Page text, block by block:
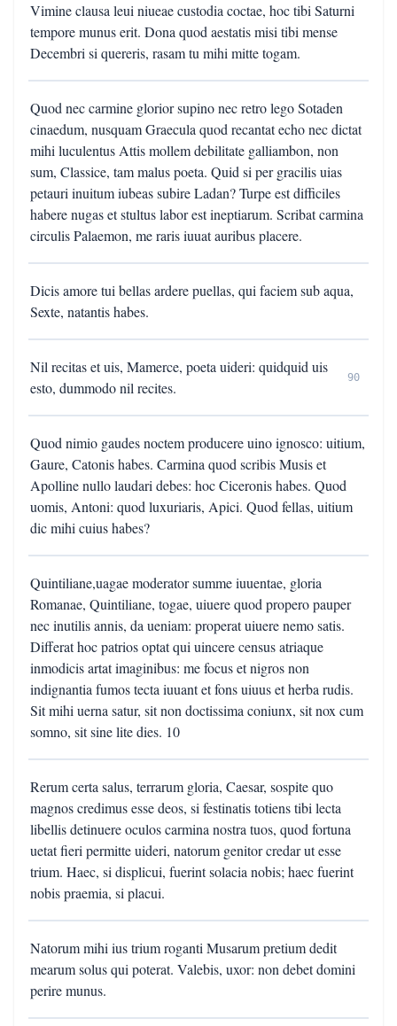
Vimine clausa leui niueae custodia coctae, hoc tibi Saturni
tempore munus erit. Dona quod aestatis misi tibi mense
Decembri si quereris, rasam tu mihi mitte togam.
Quod nec carmine glorior supino nec retro lego Sotaden
cinaedum, nusquam Graecula quod recantat echo nec dictat
mihi luculentus Attis mollem debilitate galliambon, non
sum, Classice, tam malus poeta. Quid si per gracilis uias
petauri inuitum iubeas subire Ladan? Turpe est difficiles
habere nugas et stultus labor est ineptiarum. Scribat carmina
circulis Palaemon, me raris iuuat auribus placere.
Dicis amore tui bellas ardere puellas, qui faciem sub aqua,
Sexte, natantis habes.
Nil recitas et uis, Mamerce, poeta uideri: quidquid uis
esto, dummodo nil recites.
90
Quod nimio gaudes noctem producere uino ignosco: uitium,
Gaure, Catonis habes. Carmina quod scribis Musis et
Apolline nullo laudari debes: hoc Ciceronis habes. Quod
uomis, Antoni: quod luxuriaris, Apici. Quod fellas, uitium
dic mihi cuius habes?
Quintiliane,uagae moderator summe iuuentae, gloria
Romanae, Quintiliane, togae, uiuere quod propero pauper
nec inutilis annis, da ueniam: properat uiuere nemo satis.
Differat hoc patrios optat qui uincere census atriaque
inmodicis artat imaginibus: me focus et nigros non
indignantia fumos tecta iuuant et fons uiuus et herba rudis.
Sit mihi uerna satur, sit non doctissima coniunx, sit nox cum
somno, sit sine lite dies. 10
Rerum certa salus, terrarum gloria, Caesar, sospite quo
magnos credimus esse deos, si festinatis totiens tibi lecta
libellis detinuere oculos carmina nostra tuos, quod fortuna
uetat fieri permitte uideri, natorum genitor credar ut esse
trium. Haec, si displicui, fuerint solacia nobis; haec fuerint
nobis praemia, si placui.
Natorum mihi ius trium roganti Musarum pretium dedit
mearum solus qui poterat. Valebis, uxor: non debet domini
perire munus.